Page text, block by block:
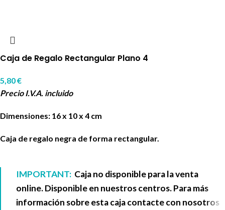
Caja de Regalo Rectangular Plano 4
5,80€
Precio I.V.A. incluido
Dimensiones: 16 x 10 x 4 cm
Caja de regalo negra de forma rectangular.
IMPORTANT: Caja no disponible para la venta
online. Disponible en nuestros centros. Para más
información sobre esta caja contacte con nosotros